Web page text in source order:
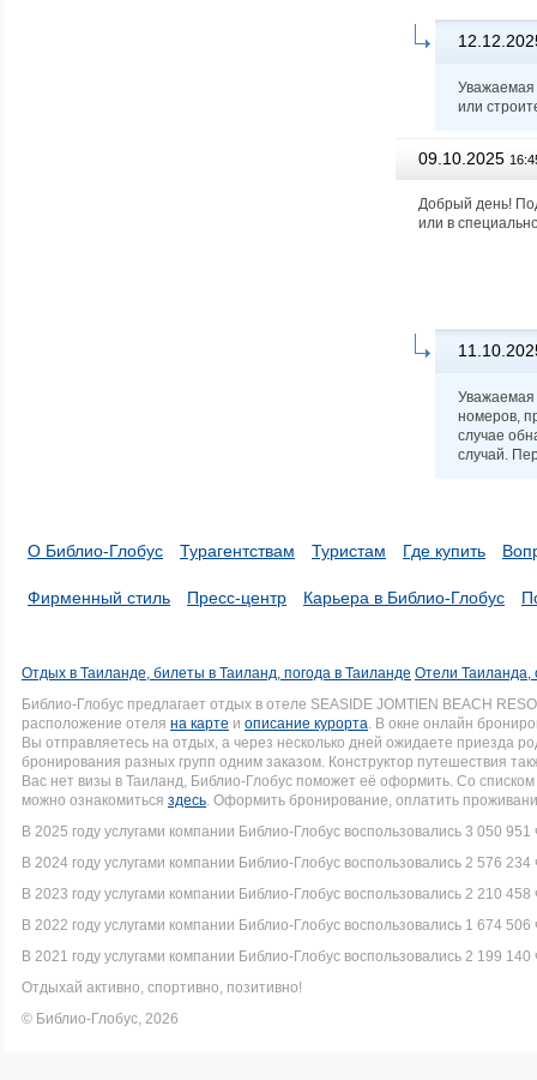
Уважаемая
или
09.10.2025
Добрый день!
или в
Уважаемая
номеров,
случае
случай.
О Библио-Глобус Турагентствам Туристам Где купить
Фирменный стиль Пресс-центр Карьера в Библио-Глобус
Отдых в Таиланде, билеты в Таиланд, погода в Таиланде Отели Таиланда,
Библио-Глобус предлагает отдых в отеле SEASIDE JOMTIEN BEACH
расположение отеля на карте и описание курорта. В окне онлайн
Вы отправляетесь на отдых, а через несколько дней ожидаете приезда
бронирования разных групп одним заказом. Конструктор путешествия
Вас нет визы в Таиланд, Библио-Глобус поможет её оформить. Со
можно ознакомиться здесь. Оформить бронирование, оплатить
В 2025 году услугами компании Библио-Глобус воспользовались 3 050 951
В 2024 году услугами компании Библио-Глобус воспользовались 2 576 234
В 2023 году услугами компании Библио-Глобус воспользовались 2 210 458
В 2022 году услугами компании Библио-Глобус воспользовались 1 674 506
В 2021 году услугами компании Библио-Глобус воспользовались 2 199 140
Отдыхай активно, спортивно, позитивно!
© Библио-Глобус, 2026